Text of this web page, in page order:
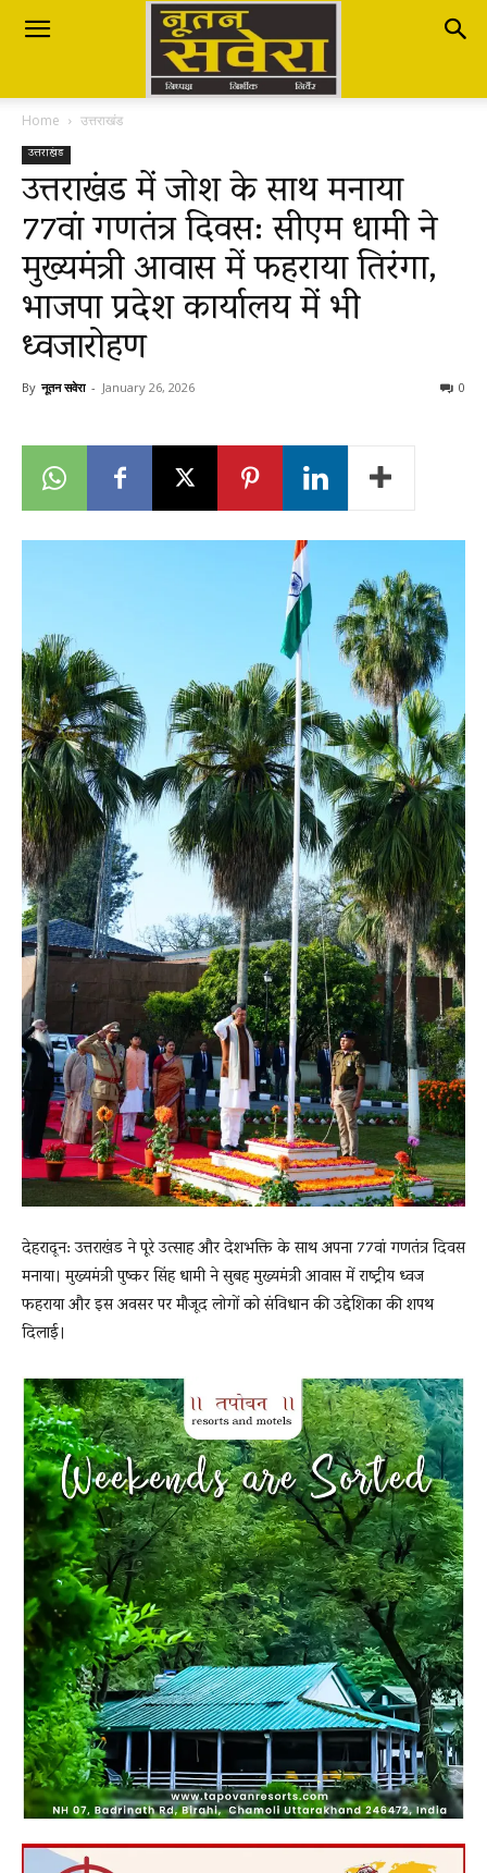
Nutan
Savera
नूतन
सवेरा
Breaking
LIVE
Home उत्तराखंड
उत्तराखंड
उत्तराखंड में जोश के साथ मनाया
77वां गणतंत्र दिवस: सीएम धामी ने
मुख्यमंत्री आवास में फहराया तिरंगा,
भाजपा प्रदेश कार्यालय में भी
ध्वजारोहण
By नूतन सवेरा - January 26, 2026 0
देहरादून: उत्तराखंड ने पूरे उत्साह और देशभक्ति के साथ अपना 77वां गणतंत्र दिवस
मनाया। मुख्यमंत्री पुष्कर सिंह धामी ने सुबह मुख्यमंत्री आवास में राष्ट्रीय ध्वज
फहराया और इस अवसर पर मौजूद लोगों को संविधान की उद्देशिका की शपथ
दिलाई।